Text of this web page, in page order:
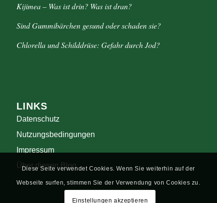
Kijimea – Was ist drin? Was ist dran?
Sind Gummibärchen gesund oder schaden sie?
Chlorella und Schilddrüse: Gefahr durch Jod?
LINKS
Datenschutz
Nutzungsbedingungen
Impressum
Über diesen Blog
Diese Seite verwendet Cookies. Wenn Sie weiterhin auf der
Webseite surfen, stimmen Sie der Verwendung von Cookies zu.
Einstellungen akzeptieren